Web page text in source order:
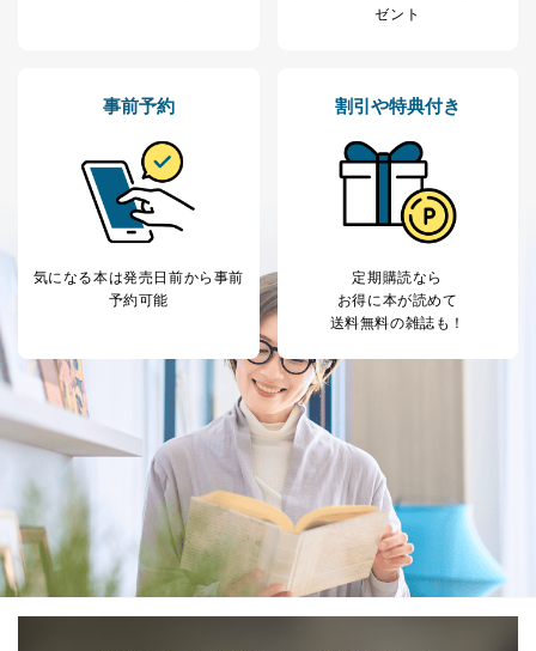
ータ（開示対象個人情報）の利用目的であり、下記4.の
ます。
３．個人情報の第三者提供について
当社は、取得した個人情報を適切に管理し､あらかじめ
本人の同意を得ることなく第三者に提供することはあり
ません。ただし、次の場合は除きます。
法令に基づく場合
人の生命､身体または財産の保護のために必要がある
場合であって、本人の同意を得ることが困難であると
公衆衛生の向上または児童の健全な育成の推進のため
に特に必要がある場合であって、本人の同意を得るこ
とが困難である場合。
国の機関もしくは地方公共団体またはその委託を受け
た者が法令の定める事務を遂行することに対して協力
する必要がある場合であって、本人の同意を得ること
により当該事務の遂行に支障を及ぼすおそれがあると
上記２．の利用目的を実施するために守秘義務を結ん
だ企業に、業務の一部として個人情報の取扱いを委
託・提供する場合、その業務に必要な範囲で委託・提
供先企業に個人情報を開示することがあります。
ゼント
事前予約
気になる本は発売日前から事前
予約可能
割引や特典付き
定期購読なら
お得に本が読めて
送料無料の雑誌も！